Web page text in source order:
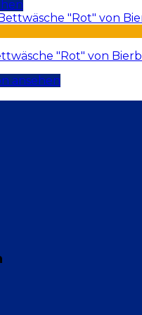
"Rot" von
ansehen